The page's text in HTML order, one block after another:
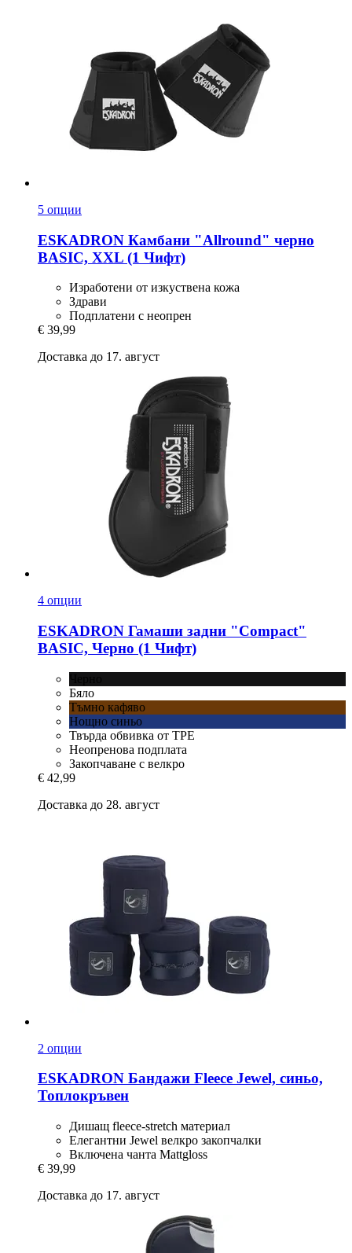
5 опции
ESKADRON Камбани "Allround" черно
BASIC, XXL (1 Чифт)
Изработени от изкуствена кожа
Здрави
Подплатени с неопрен
€ 39,99
Доставка до 17. август
4 опции
ESKADRON Гамаши задни "Compact"
BASIC, Черно (1 Чифт)
Бяло
Тъмно кафяво
Нощно синьо
Твърда обвивка от TPE
Неопренова подплата
Закопчаване с велкро
€ 42,99
Доставка до 28. август
2 опции
ESKADRON Бандажи Fleece Jewel, синьо,
Топлокръвен
Дишащ fleece-stretch материал
Елегантни Jewel велкро закопчалки
Включена чанта Mattgloss
€ 39,99
Доставка до 17. август